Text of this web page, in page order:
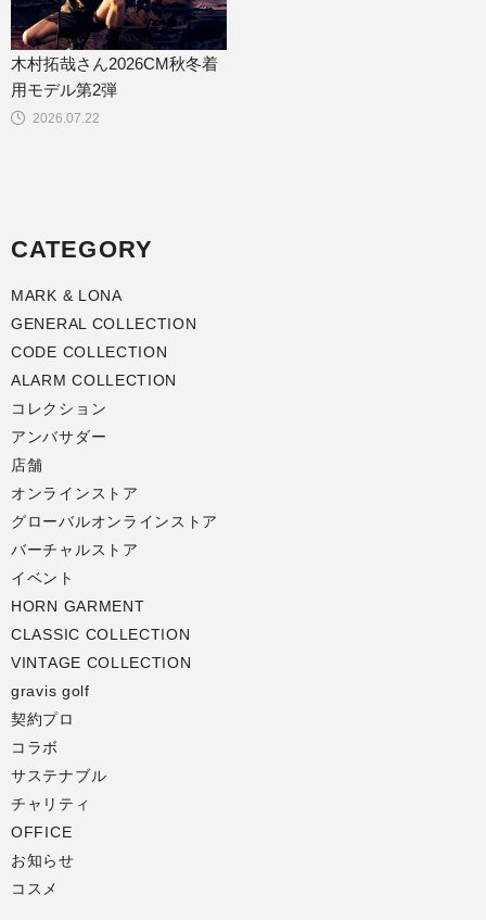
2026.07.22
木村拓哉さん2026CM秋冬着
用モデル第2弾
CATEGORY
MARK & LONA
GENERAL COLLECTION
CODE COLLECTION
ALARM COLLECTION
コレクション
アンバサダー
店舗
オンラインストア
グローバルオンラインストア
バーチャルストア
イベント
HORN GARMENT
CLASSIC COLLECTION
VINTAGE COLLECTION
gravis golf
契約プロ
コラボ
サステナブル
チャリティ
OFFICE
お知らせ
コスメ